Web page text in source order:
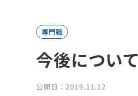
専門職
今後について
公開日：2019.11.12